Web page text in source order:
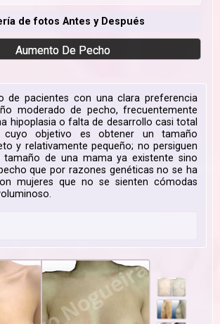
de fotos Antes y Después
Aumento De Pecho
de pacientes con una clara preferencia
moderado de pecho, frecuentemente
hipoplasia o falta de desarrollo casi total
objetivo es obtener un tamaño
y relativamente pequeño; no persiguen
de una mama ya existente sino
que por razones genéticas no se ha
mujeres que no se sienten cómodas